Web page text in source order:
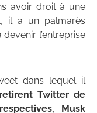
avoir droit à une
il a un palmarès
l’entreprise
dans lequel il
Twitter de
Musk